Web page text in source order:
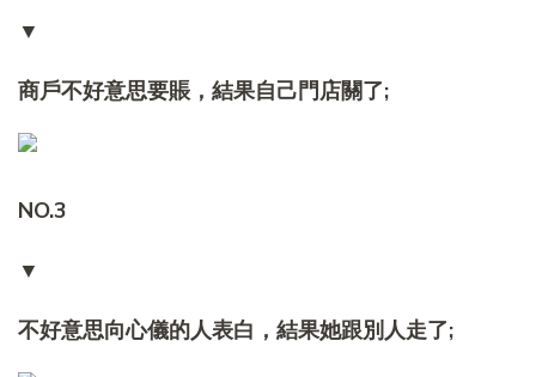
▼
商戶不好意思要賬，結果自己門店關了;
NO.3
▼
不好意思向心儀的人表白，結果她跟別人走了;